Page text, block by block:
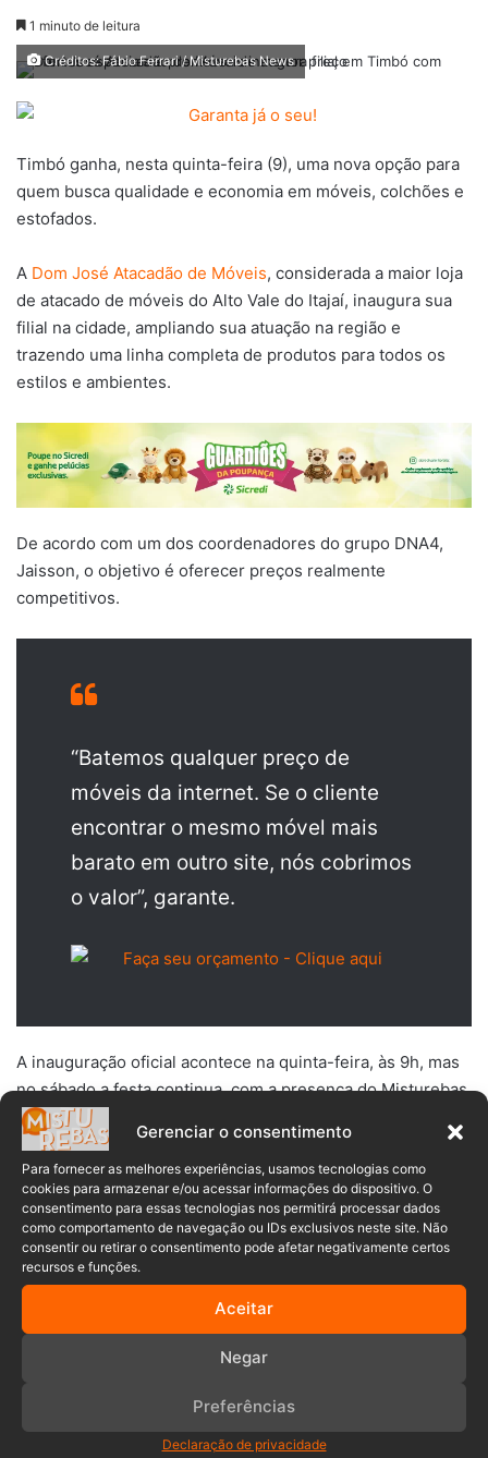
Gerenciar o consentimento
Para fornecer as melhores experiências, usamos tecnologias como
cookies para armazenar e/ou acessar informações do dispositivo. O
consentimento para essas tecnologias nos permitirá processar dados
como comportamento de navegação ou IDs exclusivos neste site. Não
consentir ou retirar o consentimento pode afetar negativamente certos
recursos e funções.
Aceitar
Negar
Preferências
Declaração de privacidade
1 minuto de leitura
Créditos: Fábio Ferrari / Misturebas News
Timbó ganha, nesta quinta-feira (9), uma nova opção para
quem busca qualidade e economia em móveis, colchões e
estofados.
A Dom José Atacadão de Móveis, considerada a maior loja
de atacado de móveis do Alto Vale do Itajaí, inaugura sua
filial na cidade, ampliando sua atuação na região e
trazendo uma linha completa de produtos para todos os
estilos e ambientes.
De acordo com um dos coordenadores do grupo DNA4,
Jaisson, o objetivo é oferecer preços realmente
competitivos.
“Batemos qualquer preço de
móveis da internet. Se o cliente
encontrar o mesmo móvel mais
barato em outro site, nós cobrimos
o valor”, garante.
A inauguração oficial acontece na quinta-feira, às 9h, mas
no sábado a festa continua, com a presença do Misturebas
News, que fará um pit stop animado com mascotes e
distribuição de brindes.
Durante o fim de semana de abertura, os clientes poderão
aproveitar ofertas especiais, como cozinhas a partir de R$
299, sofás a partir de R$599, além de condições facilitadas
de pagamento.
A nova loja está localizada na Rua Aristiliano Ramos, no
Bairro das Capitais, no prédio da antiga Lá Novittá.
Mueller celebra tradição e sabor na
Festa do Imigrante com concursos, workshops e